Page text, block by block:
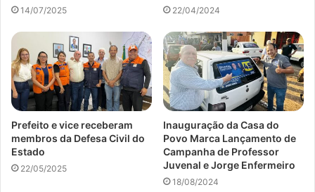
14/07/2025 22/04/2024
Prefeito e vice receberam
membros da Defesa Civil do
Estado
22/05/2025
Inauguração da Casa do
Povo Marca Lançamento de
Campanha de Professor
Juvenal e Jorge Enfermeiro
18/08/2024